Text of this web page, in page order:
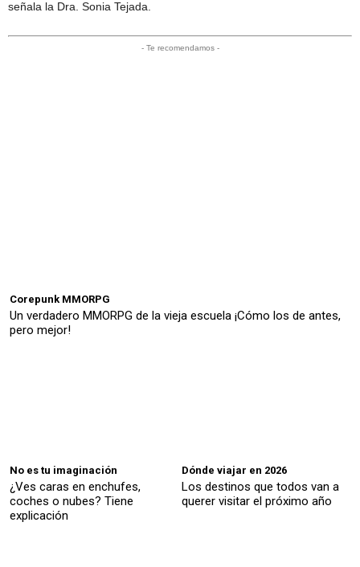
señala la Dra. Sonia Tejada.
- Te recomendamos -
Corepunk MMORPG
Un verdadero MMORPG de la vieja escuela ¡Cómo los de antes,
pero mejor!
No es tu imaginación
¿Ves caras en enchufes,
coches o nubes? Tiene
explicación
Dónde viajar en 2026
Los destinos que todos van a
querer visitar el próximo año